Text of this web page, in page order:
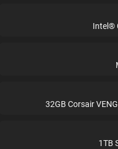
Intel®
32GB Corsair
1TB